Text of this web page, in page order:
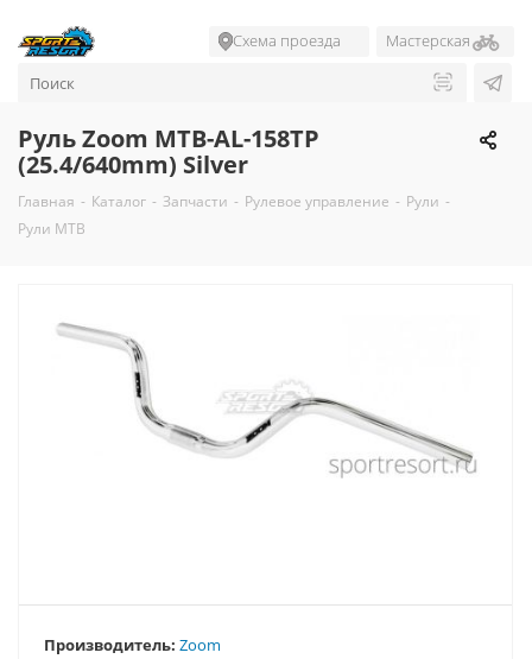
Схема проезда Мастерская
Руль Zoom MTB-AL-158TP
(25.4/640mm) Silver
Главная - Каталог - Запчасти - Рулевое управление - Рули -
Рули MTB
Производитель: Zoom